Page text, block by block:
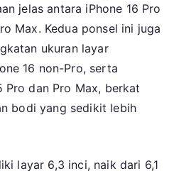
jelas antara iPhone 16 Pro
Max. Kedua ponsel ini juga
ukuran layar
16 non-Pro, serta
Pro dan Pro Max, berkat
bodi yang sedikit lebih
layar 6,3 inci, naik dari 6,1